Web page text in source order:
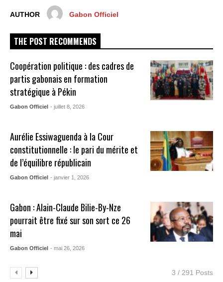
AUTHOR Gabon Officiel
THE POST RECOMMENDS
Coopération politique : des cadres de
partis gabonais en formation
stratégique à Pékin
Gabon Officiel - juillet 8, 2026
Aurélie Essiwaguenda à la Cour
constitutionnelle : le pari du mérite et
de l’équilibre républicain
Gabon Officiel - janvier 1, 2026
Gabon : Alain-Claude Bilie-By-Nze
pourrait être fixé sur son sort ce 26
mai
Gabon Officiel - mai 26, 2026
3 / 291 Posts